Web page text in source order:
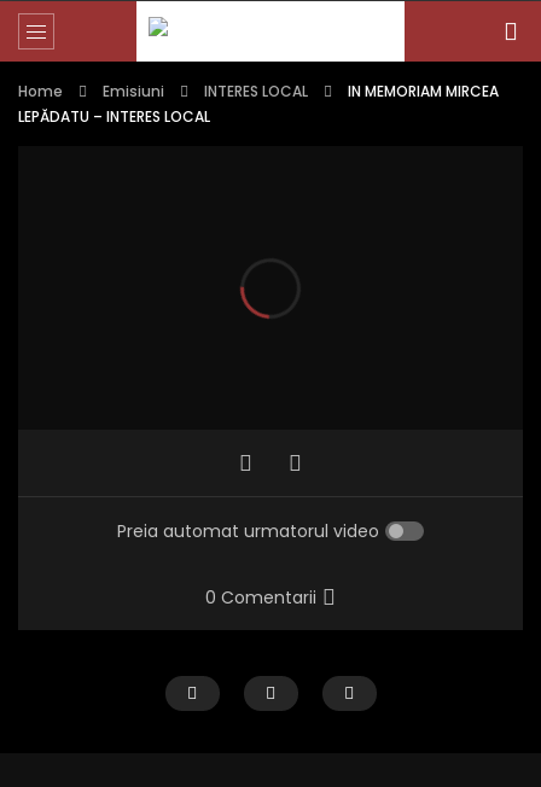
Home Emisiuni INTERES LOCAL
IN MEMORIAM MIRCEA
LEPĂDATU – INTERES LOCAL
Preia automat urmatorul video
0 Comentarii